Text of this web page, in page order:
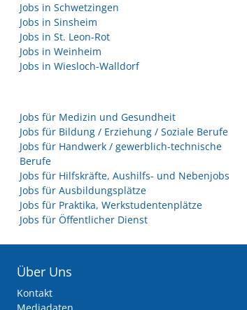
Jobs in Schwetzingen
Jobs in Sinsheim
Jobs in St. Leon-Rot
Jobs in Weinheim
Jobs in Wiesloch-Walldorf
Jobs für Medizin und Gesundheit
Jobs für Bildung / Erziehung / Soziale Berufe
Jobs für Handwerk / gewerblich-technische
Berufe
Jobs für Hilfskräfte, Aushilfs- und Nebenjobs
Jobs für Ausbildungsplätze
Jobs für Praktika, Werkstudentenplätze
Jobs für Öffentlicher Dienst
Über Uns
Kontakt